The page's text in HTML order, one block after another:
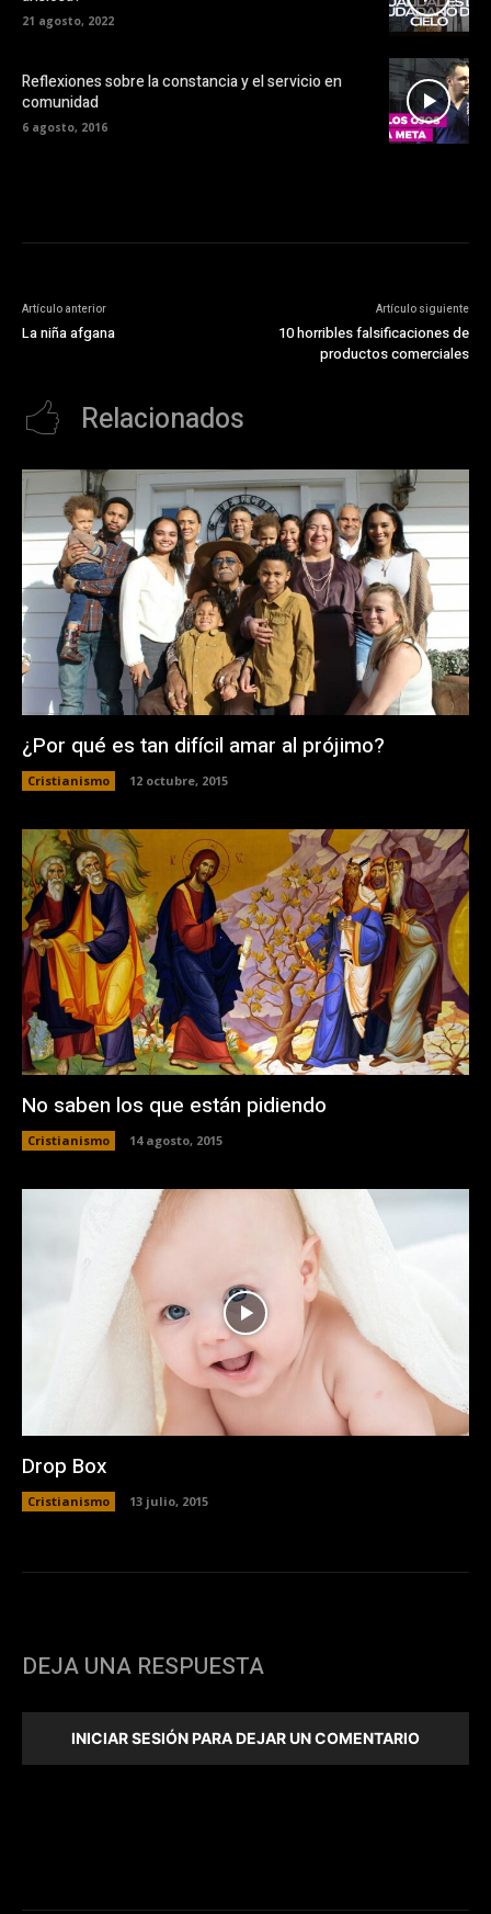
21 agosto, 2022
Reflexiones sobre la constancia y el servicio en
comunidad
6 agosto, 2016
Artículo anterior
La niña afgana
Artículo siguiente
10 horribles falsificaciones de
productos comerciales
Relacionados
¿Por qué es tan difícil amar al prójimo?
Cristianismo 12 octubre, 2015
No saben los que están pidiendo
Cristianismo 14 agosto, 2015
Drop Box
Cristianismo 13 julio, 2015
DEJA UNA RESPUESTA
INICIAR SESIÓN PARA DEJAR UN COMENTARIO